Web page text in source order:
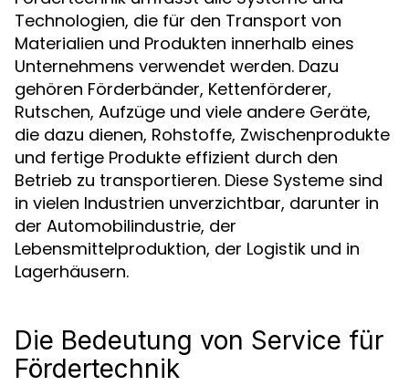
Technologien, die für den Transport von
Materialien und Produkten innerhalb eines
Unternehmens verwendet werden. Dazu
gehören Förderbänder, Kettenförderer,
Rutschen, Aufzüge und viele andere Geräte,
die dazu dienen, Rohstoffe, Zwischenprodukte
und fertige Produkte effizient durch den
Betrieb zu transportieren. Diese Systeme sind
in vielen Industrien unverzichtbar, darunter in
der Automobilindustrie, der
Lebensmittelproduktion, der Logistik und in
Lagerhäusern.
Die Bedeutung von Service für
Fördertechnik